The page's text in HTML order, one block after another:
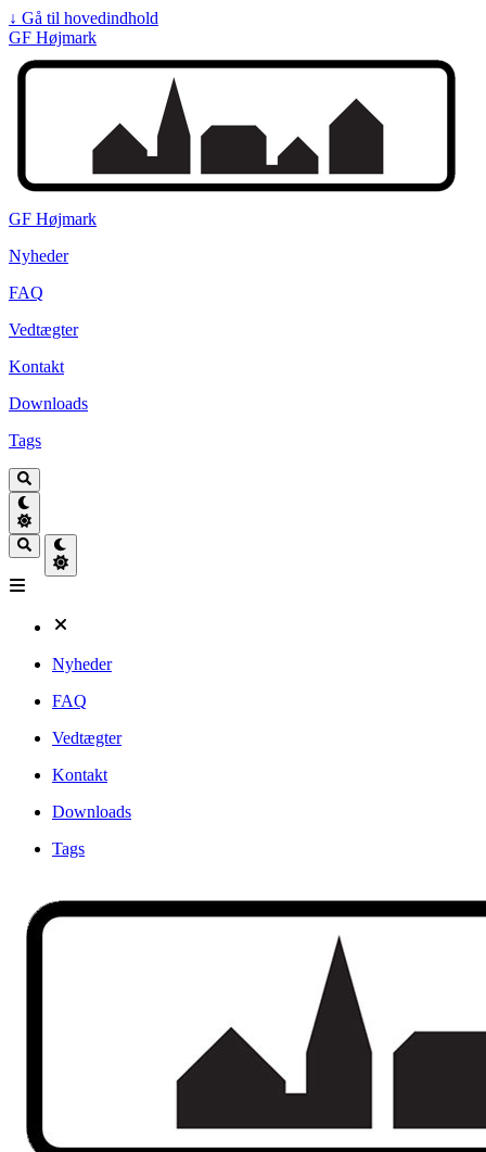
↓ Gå til hovedindhold
GF Højmark
GF Højmark
Nyheder
FAQ
Vedtægter
Kontakt
Downloads
Tags
Nyheder
FAQ
Vedtægter
Kontakt
Downloads
Tags